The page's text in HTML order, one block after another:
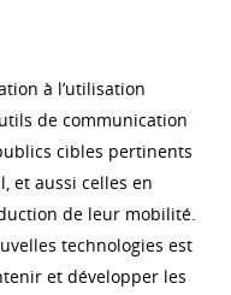
à l’utilisation
de communication
cibles pertinents
et aussi celles en
de leur mobilité.
technologies est
et développer les